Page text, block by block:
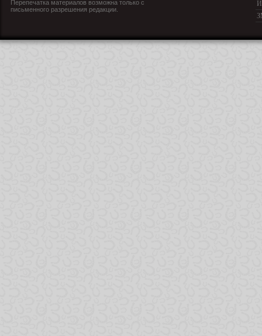
Перепечатка материалов возможна только с
письменного разрешения редакции.